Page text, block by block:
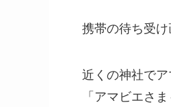
携帯の待ち受
近くの神社で
「アマビエさ